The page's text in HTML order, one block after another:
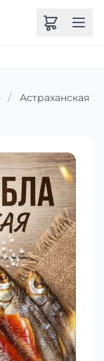
/
Астраханская